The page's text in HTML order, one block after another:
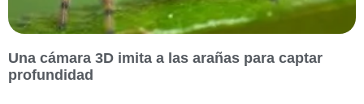
Una cámara 3D imita a las arañas para captar
profundidad